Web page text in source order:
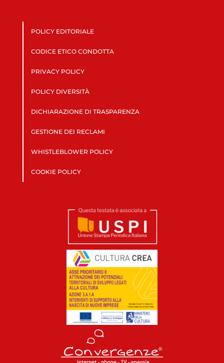
POLICY EDITORIALE
CODICE ETICO CONDOTTA
PRIVACY POLICY
POLICY DIVERSITÀ
DICHIARAZIONE DI TRASPARENZA
GESTIONE DEI RECLAMI
WHISTLEBLOWER POLICY
COOKIE POLICY